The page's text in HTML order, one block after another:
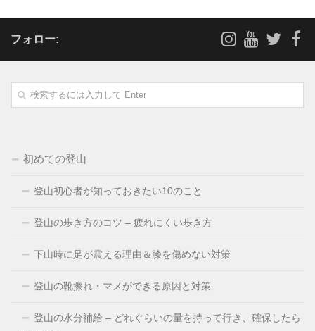
フォロー:
初めての登山
登山初心者が知っておきたい10のこと
登山の歩き方のコツ – 疲れにくい歩き方
下山時に足が震える理由＆膝を傷めない対策
登山の靴擦れ・マメができる原因と対策
登山の水分補給 – どれぐらいの量を持って行き、確保したら